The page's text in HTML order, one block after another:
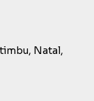
Natal,